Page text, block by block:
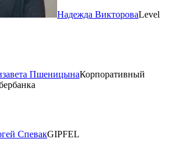
Надежда ВиктороваLevel
ПшеницынаКорпоративный
СпевакGIPFEL